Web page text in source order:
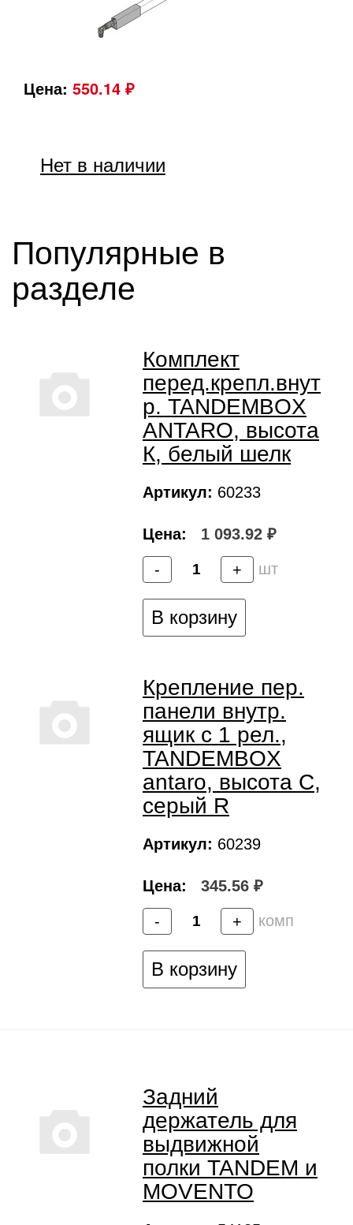
Цена: 550.14 ₽
Нет в наличии
Популярные в
разделе
Комплект
перед.крепл.внут
р. TANDEMBOX
ANTARO, высота
К, белый шелк
Артикул: 60233
Цена: 1 093.92 ₽
- + шт
В корзину
Крепление пер.
панели внутр.
ящик c 1 рел.,
TANDEMBOX
antaro, высота C,
серый R
Артикул: 60239
Цена: 345.56 ₽
- + комп
В корзину
Задний
держатель для
выдвижной
полки TANDEM и
MOVENTO